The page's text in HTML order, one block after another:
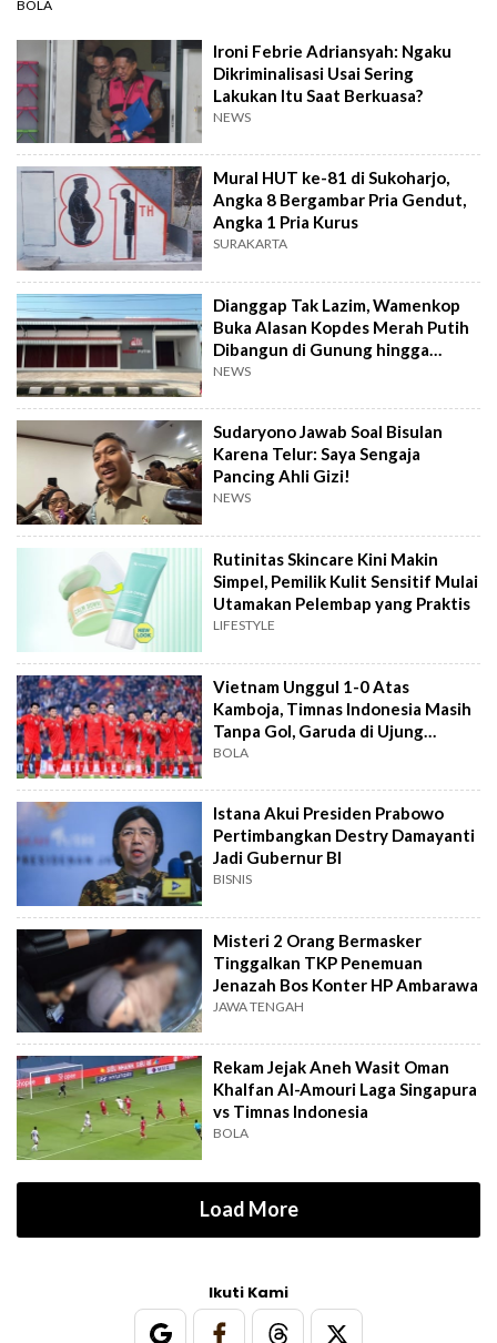
BOLA
Ironi Febrie Adriansyah: Ngaku
Dikriminalisasi Usai Sering
Lakukan Itu Saat Berkuasa?
NEWS
Mural HUT ke-81 di Sukoharjo,
Angka 8 Bergambar Pria Gendut,
Angka 1 Pria Kurus
SURAKARTA
Dianggap Tak Lazim, Wamenkop
Buka Alasan Kopdes Merah Putih
Dibangun di Gunung hingga
Dekat TPA
NEWS
Sudaryono Jawab Soal Bisulan
Karena Telur: Saya Sengaja
Pancing Ahli Gizi!
NEWS
Rutinitas Skincare Kini Makin
Simpel, Pemilik Kulit Sensitif Mulai
Utamakan Pelembap yang Praktis
LIFESTYLE
Vietnam Unggul 1-0 Atas
Kamboja, Timnas Indonesia Masih
Tanpa Gol, Garuda di Ujung
Tanduk
BOLA
Istana Akui Presiden Prabowo
Pertimbangkan Destry Damayanti
Jadi Gubernur BI
BISNIS
Misteri 2 Orang Bermasker
Tinggalkan TKP Penemuan
Jenazah Bos Konter HP Ambarawa
JAWA TENGAH
Rekam Jejak Aneh Wasit Oman
Khalfan Al-Amouri Laga Singapura
vs Timnas Indonesia
BOLA
Load More
Ikuti Kami